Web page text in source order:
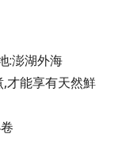
:澎湖外海
才能享有天然鮮